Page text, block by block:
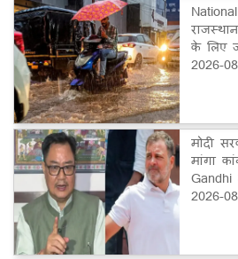
के लिए
2026-
मोदी
मांगा
2026-